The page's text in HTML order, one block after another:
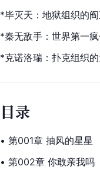
*毕灭天：地狱组织的
*秦无敌手：世界第一
*克诺洛瑞：扑克组织
目录
• 第001章 抽风的星星
• 第002章 你敢亲我吗